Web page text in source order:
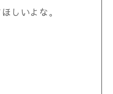
しいよな。